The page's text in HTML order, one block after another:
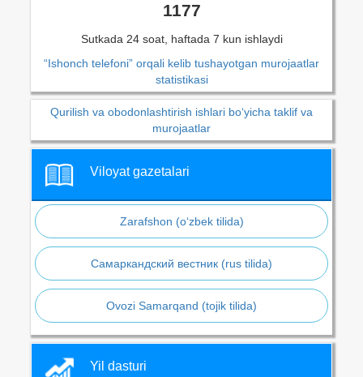
1177
Sutkada 24 soat, haftada 7 kun ishlaydi
“Ishonch telefoni” orqali kelib tushayotgan murojaatlar
statistikasi
Qurilish va obodonlashtirish ishlari bo‘yicha taklif va
murojaatlar
Viloyat gazetalari
Zarafshon (o‘zbek tilida)
Самаркандский вестник (rus tilida)
Ovozi Samarqand (tojik tilida)
Yil dasturi